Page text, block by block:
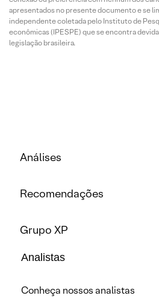
apresentados no presente documento e se
independente coletada pelo Instituto de
econômicas (IPESPE) que se encontra
legislação brasileira.
Análises
Recomendações
Grupo XP
Analistas
Conheça nossos analistas